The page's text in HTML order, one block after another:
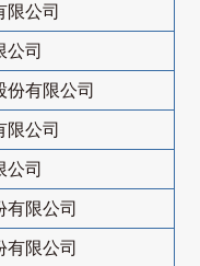
限公司
公司
份有限公司
限公司
公司
有限公司
有限公司